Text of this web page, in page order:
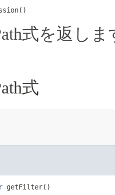
式を返しま
式
getFilter​()